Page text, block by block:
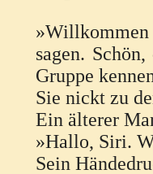
sagen.
Gruppe
Sie nickt zu
Ein älterer
»Hallo, Siri.
Sein